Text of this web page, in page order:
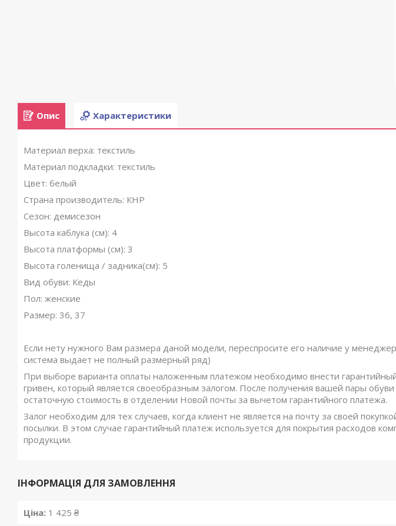
Опис Характеристики
Материал верха: текстиль
Материал подкладки: текстиль
Цвет: белый
Страна производитель: КНР
Сезон: демисезон
Высота каблука (см): 4
Высота платформы (см): 3
Высота голенища / задника(см): 5
Вид обуви: Кеды
Пол: женские
Размер: 36, 37
Если нету нужного Вам размера даной модели, переспросите его наличие у
система выдает не полный размерный ряд)
При выборе варианта оплаты наложенным платежом необходимо внести
гривен, который является своеобразным залогом. После получения вашей пары
остаточную стоимость в отделении Новой почты за вычетом гарантийного платежа.
Залог необходим для тех случаев, когда клиент не является на почту за своей
посылки. В этом случае гарантийный платеж используется для покрытия расходов
продукции.
ІНФОРМАЦІЯ ДЛЯ ЗАМОВЛЕННЯ
Ціна: 1 425 ₴